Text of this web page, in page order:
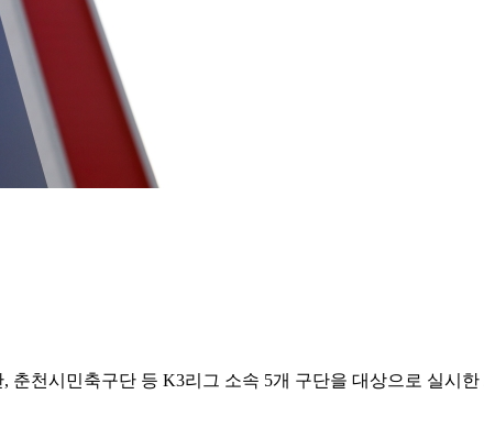
천시민축구단 등 K3리그 소속 5개 구단을 대상으로 실시